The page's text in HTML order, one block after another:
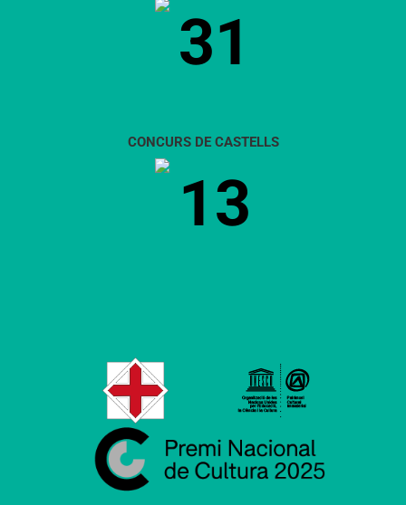
31
CONCURS DE CASTELLS
13